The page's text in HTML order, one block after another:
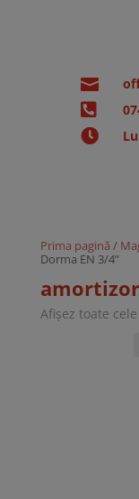



Prima pagină /
Dorma EN 3/4”
Afișez toate